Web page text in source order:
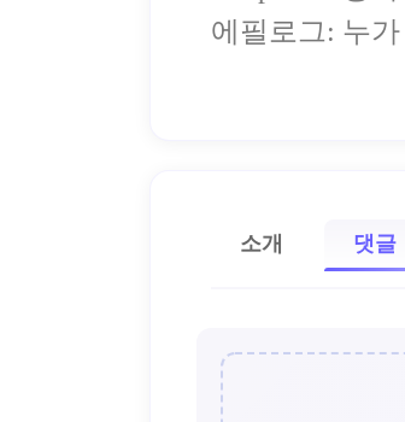
에필로그: 누
소개 댓글